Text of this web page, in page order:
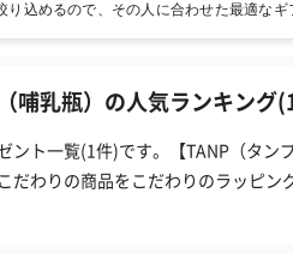
込めるので、その人に合わせた最適なギ
哺乳瓶）の人気ランキング
ント一覧(1件)です。【TANP（タン
だわりの商品をこだわりのラッピ